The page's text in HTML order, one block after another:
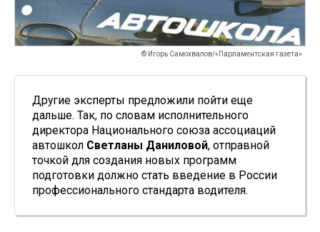
© Игорь Самохвалов/«Парламентская газета»
Другие эксперты предложили пойти еще
дальше. Так, по словам исполнительного
директора Национального союза ассоциаций
автошкол Светланы Даниловой, отправной
точкой для создания новых программ
подготовки должно стать введение в России
профессионального стандарта водителя.